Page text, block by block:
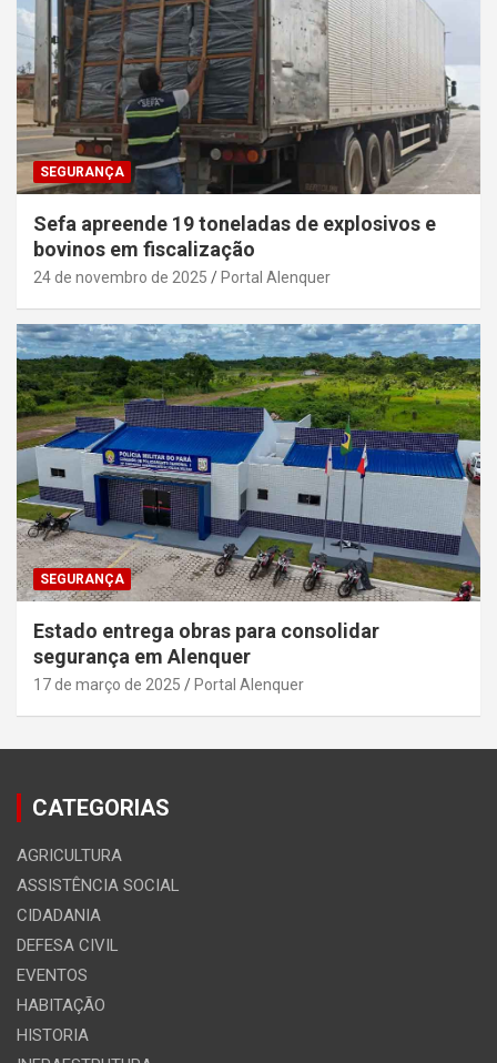
SEGURANÇA
Sefa apreende 19 toneladas de explosivos e
bovinos em fiscalização
24 de novembro de 2025 Portal Alenquer
SEGURANÇA
Estado entrega obras para consolidar
segurança em Alenquer
17 de março de 2025 Portal Alenquer
CATEGORIAS
AGRICULTURA
ASSISTÊNCIA SOCIAL
CIDADANIA
DEFESA CIVIL
EVENTOS
HABITAÇÃO
HISTORIA